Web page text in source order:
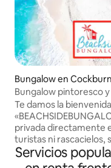
Bungalow en
Bungalow pintoresco
playa de Turks.
Te damos la
privada directamente
turistas ni rascacielos,
querido en la playa. Es
encontrado tu propia
Servicios